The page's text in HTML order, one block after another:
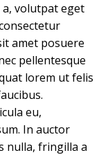
volutpat eget
amet posuere
pellentesque
lorem ut felis
eu,
In auctor
nulla, fringilla a